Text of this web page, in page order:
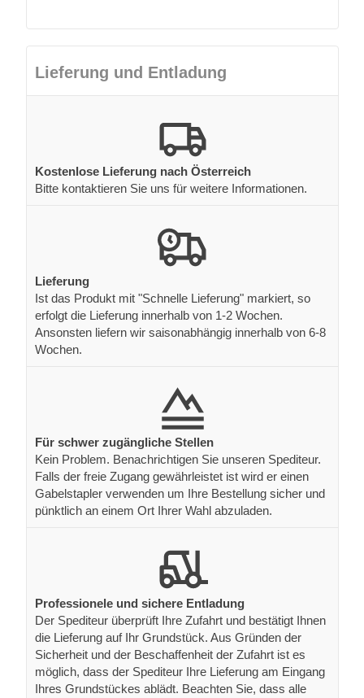
Lieferung und Entladung
Kostenlose Lieferung nach Österreich
Bitte kontaktieren Sie uns für weitere Informationen.
Lieferung
Ist das Produkt mit "Schnelle Lieferung" markiert, so
erfolgt die Lieferung innerhalb von 1-2 Wochen.
Ansonsten liefern wir saisonabhängig innerhalb von 6-8
Wochen.
Für schwer zugängliche Stellen
Kein Problem. Benachrichtigen Sie unseren Spediteur.
Falls der freie Zugang gewährleistet ist wird er einen
Gabelstapler verwenden um Ihre Bestellung sicher und
pünktlich an einem Ort Ihrer Wahl abzuladen.
Professionele und sichere Entladung
Der Spediteur überprüft Ihre Zufahrt und bestätigt Ihnen
die Lieferung auf Ihr Grundstück. Aus Gründen der
Sicherheit und der Beschaffenheit der Zufahrt ist es
möglich, dass der Spediteur Ihre Lieferung am Eingang
Ihres Grundstückes ablädt. Beachten Sie, dass alle